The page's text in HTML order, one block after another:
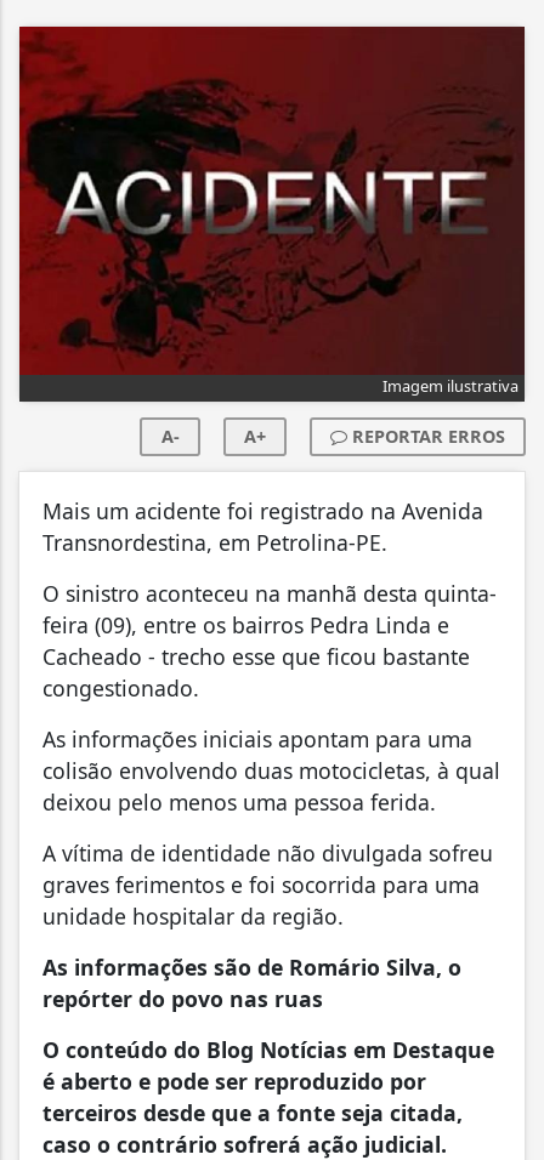
Imagem ilustrativa
A- A+ REPORTAR ERROS
Mais um acidente foi registrado na Avenida
Transnordestina, em Petrolina-PE.
O sinistro aconteceu na manhã desta quinta-
feira (09), entre os bairros Pedra Linda e
Cacheado - trecho esse que ficou bastante
congestionado.
As informações iniciais apontam para uma
colisão envolvendo duas motocicletas, à qual
deixou pelo menos uma pessoa ferida.
A vítima de identidade não divulgada sofreu
graves ferimentos e foi socorrida para uma
unidade hospitalar da região.
As informações são de Romário Silva, o
repórter do povo nas ruas
O conteúdo do Blog Notícias em Destaque
é aberto e pode ser reproduzido por
terceiros desde que a fonte seja citada,
caso o contrário sofrerá ação judicial.